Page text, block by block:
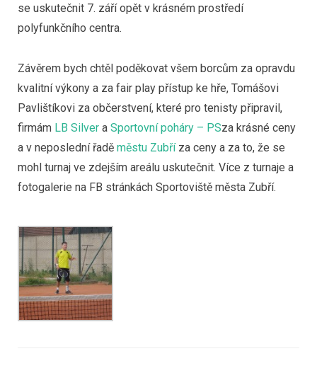
se uskutečnit 7. září opět v krásném prostředí
polyfunkčního centra.
Závěrem bych chtěl poděkovat všem borcům za opravdu
kvalitní výkony a za fair play přístup ke hře, Tomášovi
Pavlištíkovi za občerstvení, které pro tenisty připravil,
firmám LB Silver a Sportovní poháry – PSza krásné ceny
a v neposlední řadě městu Zubříza ceny a za to, že se
mohl turnaj ve zdejším areálu uskutečnit. Více z turnaje a
fotogalerie na FB stránkách Sportoviště města Zubří.